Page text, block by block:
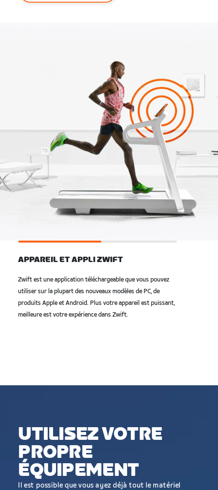
APPAREIL ET APPLI ZWIFT
Zwift est une application téléchargeable que vous pouvez
utiliser sur la plupart des nouveaux modèles de PC, de
produits Apple et Android. Plus votre appareil est puissant,
meilleure est votre expérience dans Zwift.
UTILISEZ VOTRE
PROPRE
ÉQUIPEMENT
Il est possible que vous ayez déjà tout le matériel